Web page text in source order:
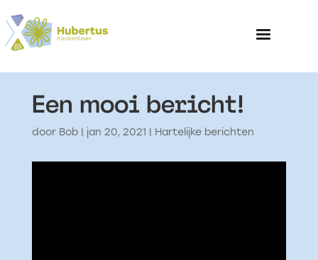
Home
Een mooi bericht!
door Bob| jan 20, 2021 | Hartelijke berichten